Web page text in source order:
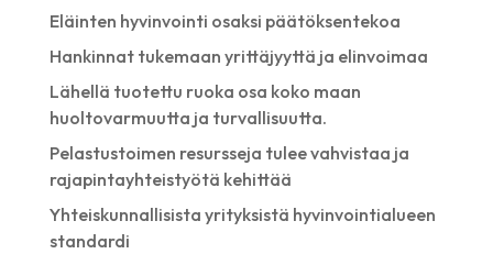
Eläinten hyvinvointi osaksi päätöksentekoa
Hankinnat tukemaan yrittäjyyttä ja elinvoimaa
Lähellä tuotettu ruoka osa koko maan
huoltovarmuutta ja turvallisuutta.
Pelastustoimen resursseja tulee vahvistaa ja
rajapintayhteistyötä kehittää
Yhteiskunnallisista yrityksistä hyvinvointialueen
standardi